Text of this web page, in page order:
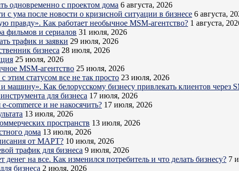
одновременно с проектом дома 6 августа, 2026
ума после новости о кризисной ситуации в бизнесе 6 августа,
правду». Как работает необычное MSM-агентство? 1 августа,
фильмов и сериалов 31 июля, 2026
трафик и заявки 29 июля, 2026
бизнеса 28 июля, 2026
25 июля, 2026
MSM-агентство 25 июля, 2026
этим статусом все не так просто 23 июля, 2026
машину». Как белорусскому бизнесу привлекать клиентов через
для бизнеса 17 июля, 2026
commerce и не накосячить? 17 июля, 2026
13 июля, 2026
пространств 13 июля, 2026
дома 13 июля, 2026
от МАРТ? 10 июля, 2026
трафик для бизнеса 9 июля, 2026
на все. Как изменился потребитель и что делать бизнесу? 7
бизнеса 2 июля, 2026